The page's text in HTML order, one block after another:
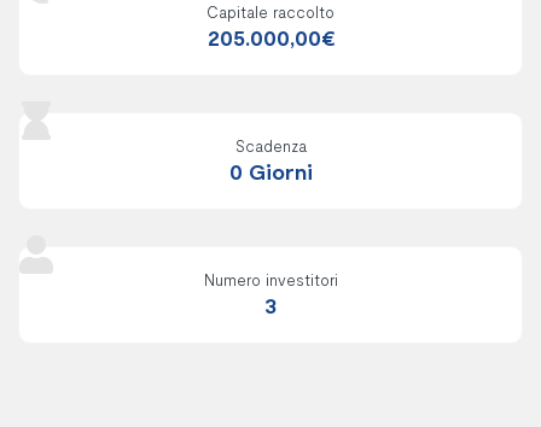
Capitale raccolto
205.000,00€
Scadenza
0 Giorni
Numero investitori
3